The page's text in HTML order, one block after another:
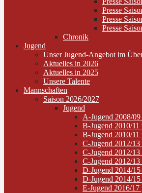
Presse
Presse
Presse
Chronik
Jugend
Unser Jugend-Angebot im
Aktuelles in 2026
Aktuelles in 2025
Unsere Talente
Mannschaften
Saison 2026/2027
Jugend
A-Jugend 2008/
B-Jugend 2010/
B-Jugend 2010/11
C-Jugend 2012/
C-Jugend 2012/
C-Jugend 2012/
D-Jugend 2014/
D-Jugend 2014/15
E-Jugend 2016/17